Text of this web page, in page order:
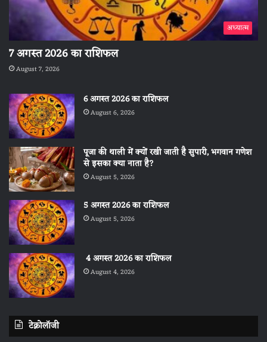
अध्यात्म
7 अगस्त 2026 का राशिफल
August 7, 2026
6 अगस्त 2026 का राशिफल
August 6, 2026
पूजा की थाली में क्यों रखी जाती है सुपारी, भगवान गणेश
से इसका क्या नाता है?
August 5, 2026
5 अगस्त 2026 का राशिफल
August 5, 2026
4 अगस्त 2026 का राशिफल
August 4, 2026
टेक्नोलॉजी